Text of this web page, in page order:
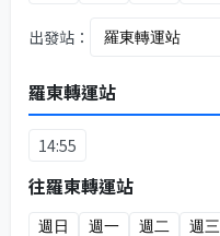
出發站：
羅東轉運站
14:55
往羅東轉運站
週日 週一 週二 週三